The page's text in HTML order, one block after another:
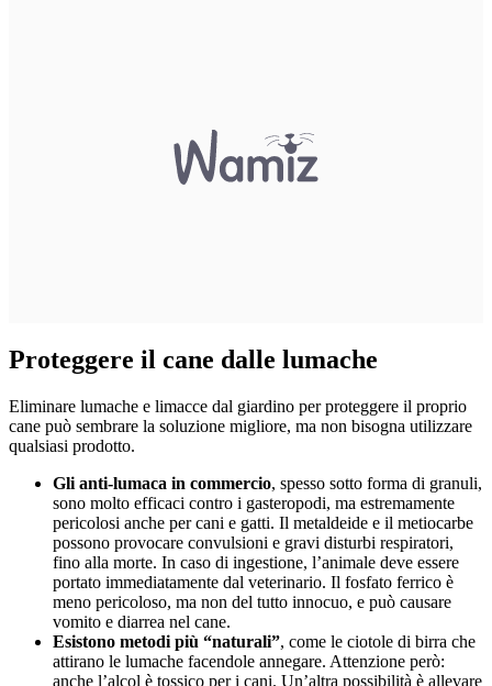
Proteggere il cane dalle lumache
Eliminare lumache e limacce dal giardino per proteggere il proprio
cane può sembrare la soluzione migliore, ma non bisogna utilizzare
qualsiasi prodotto.
Gli anti-lumaca in commercio, spesso sotto forma di granuli,
sono molto efficaci contro i gasteropodi, ma estremamente
pericolosi anche per cani e gatti. Il metaldeide e il metiocarbe
possono provocare convulsioni e gravi disturbi respiratori,
fino alla morte. In caso di ingestione, l’animale deve essere
portato immediatamente dal veterinario. Il fosfato ferrico è
meno pericoloso, ma non del tutto innocuo, e può causare
vomito e diarrea nel cane.
Esistono metodi più “naturali”, come le ciotole di birra che
attirano le lumache facendole annegare. Attenzione però:
anche l’alcol è tossico per i cani. Un’altra possibilità è allevare